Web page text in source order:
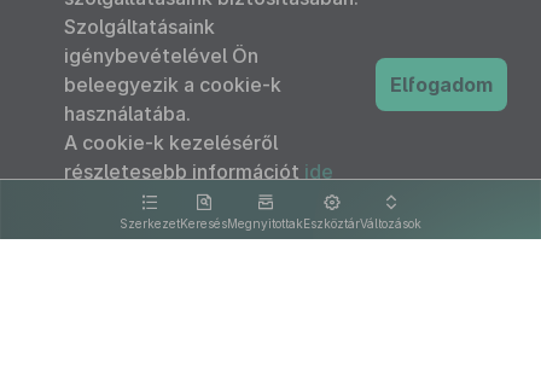
SzerkezetKeresésMegnyitottakEszköztárVáltozások
Szolgáltatásaink
igénybevételével Ön
beleegyezik a cookie-k
használatába.
A cookie-k kezeléséről
részletesebb információt ide
kattintva olvashat.
Elfogadom